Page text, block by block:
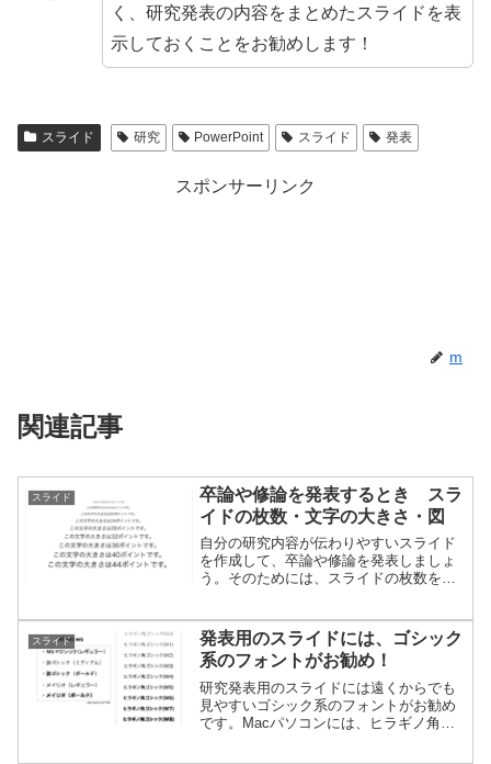
く、研究発表の内容をまとめたスライドを表
示しておくことをお勧めします！
スライド 研究 PowerPoint スライド 発表
スポンサーリンク
m
関連記事
スライド
卒論や修論を発表するとき スラ
イドの枚数・文字の大きさ・図
自分の研究内容が伝わりやすいスライド
を作成して、卒論や修論を発表しましょ
う。そのためには、スライドの枚数を増
をお勧めします。見本も載せていますの
で、参考にしてみてください。
スライド
発表用のスライドには、ゴシック
系のフォントがお勧め！
研究発表用のスライドには遠くからでも
見やすいゴシック系のフォントがお勧め
です。Macパソコンには、ヒラギノ角ゴ